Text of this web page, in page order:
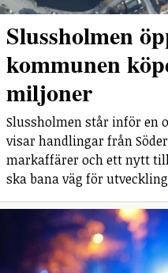
Slussholmen
kommunen
miljoner
Slussholmen står inför en
visar handlingar från
markaffärer och ett nytt
ska bana väg för